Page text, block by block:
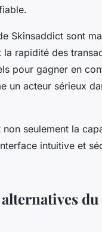
Skinsaddict sont
rapidité des
pour gagner en
acteur sérieux
seulement la
intuitive et